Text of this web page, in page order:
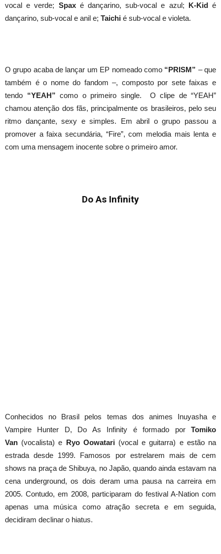
vocal e verde; Spaxé dançarino, sub-vocal e azul; K-Kidé
dançarino, sub-vocal e anil e; Taichi é sub-vocal e violeta.
O grupo acaba de lançar um EP nomeado como “PRISM” – que
também é o nome do fandom –, composto por sete faixas e
tendo “YEAH” como o primeiro single. O clipe de “YEAH”
chamou atenção dos fãs, principalmente os brasileiros, pelo seu
ritmo dançante, sexy e simples. Em abril o grupo passou a
promover a faixa secundária, “Fire”, com melodia mais lenta e
com uma mensagem inocente sobre o primeiro amor.
Do As Infinity
Conhecidos no Brasil pelos temas dos animes Inuyasha e
Vampire Hunter D, Do As Infinity é formado por
Tomiko
Van (vocalista) e Ryo Oowatari(vocal e guitarra) e estão na
estrada desde 1999. Famosos por estrelarem mais de cem
shows na praça de Shibuya, no Japão, quando ainda estavam na
cena underground, os dois deram uma pausa na carreira em
2005. Contudo, em 2008, participaram do festival A-Nation com
apenas uma música como atração secreta e em seguida,
decidiram declinar o hiatus.